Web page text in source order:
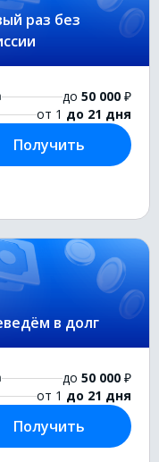
раз без
до 50 000 ₽
от 1 до 21 дня
Получить
в долг
до 50 000 ₽
от 1 до 21 дня
Получить